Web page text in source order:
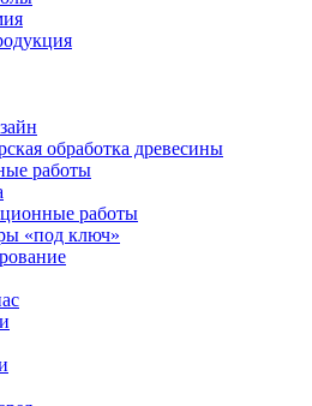
обработка древесины
работы
работы
«под ключ»